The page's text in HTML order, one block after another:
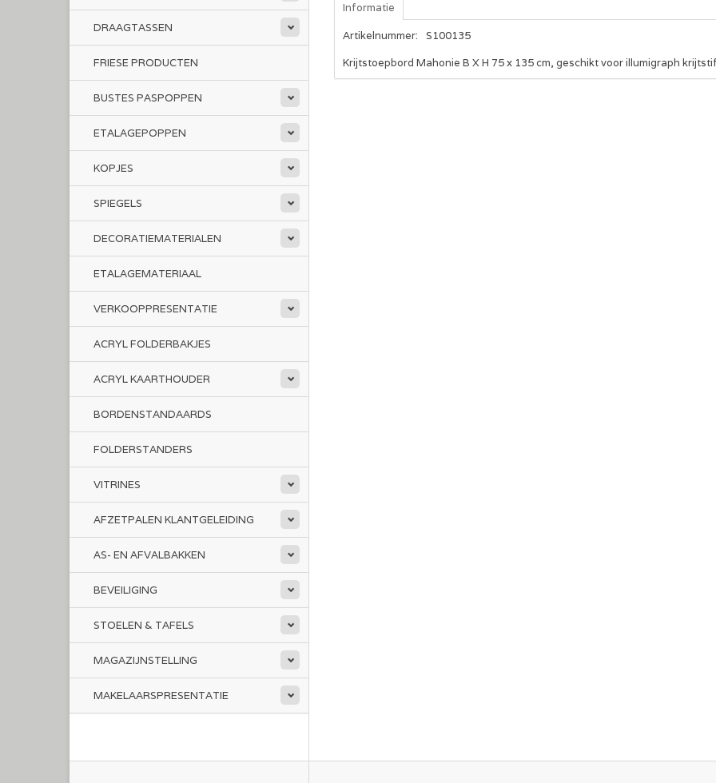
DRAAGTASSEN
FRIESE PRODUCTEN
BUSTES PASPOPPEN
ETALAGEPOPPEN
KOPJES
SPIEGELS
DECORATIEMATERIALEN
ETALAGEMATERIAAL
VERKOOPPRESENTATIE
ACRYL FOLDERBAKJES
ACRYL KAARTHOUDER
BORDENSTANDAARDS
FOLDERSTANDERS
VITRINES
AFZETPALEN KLANTGELEIDING
AS- EN AFVALBAKKEN
BEVEILIGING
STOELEN & TAFELS
MAGAZIJNSTELLING
MAKELAARSPRESENTATIE
Informatie
Artikelnummer:
S100135
Krijtstoepbord Mahonie B X H 75 x 135 cm, geschikt voor illumigraph